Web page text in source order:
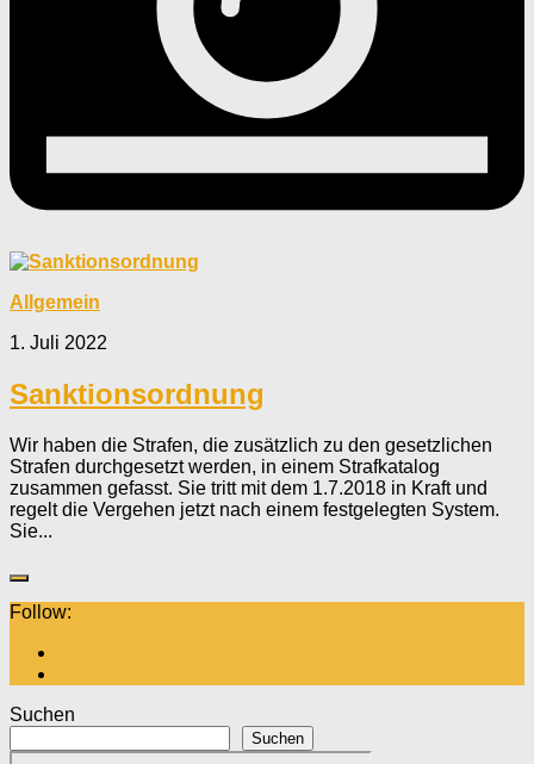
Allgemein
1. Juli 2022
Sanktionsordnung
Wir haben die Strafen, die zusätzlich zu den gesetzlichen
Strafen durchgesetzt werden, in einem Strafkatalog
zusammen gefasst. Sie tritt mit dem 1.7.2018 in Kraft und
regelt die Vergehen jetzt nach einem festgelegten System.
Sie...
Follow:
Suchen
Suchen